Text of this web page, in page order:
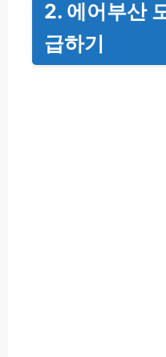
2. 에어부산
급하기